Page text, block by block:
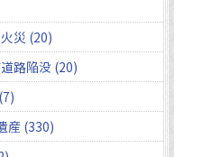
災 (20)
路陥没 (20)
産 (330)